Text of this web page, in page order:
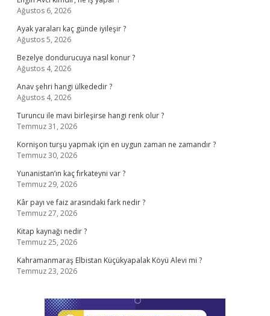
Ağustos 6, 2026
Ayak yaraları kaç günde iyileşir ?
Ağustos 5, 2026
Bezelye dondurucuya nasıl konur ?
Ağustos 4, 2026
Anav şehri hangi ülkededir ?
Ağustos 4, 2026
Turuncu ile mavi birleşirse hangi renk olur ?
Temmuz 31, 2026
Kornişon turşu yapmak için en uygun zaman ne zamandır ?
Temmuz 30, 2026
Yunanistan’ın kaç fırkateyni var ?
Temmuz 29, 2026
Kâr payı ve faiz arasındaki fark nedir ?
Temmuz 27, 2026
Kitap kaynağı nedir ?
Temmuz 25, 2026
Kahramanmaraş Elbistan Küçükyapalak Köyü Alevi mi ?
Temmuz 23, 2026